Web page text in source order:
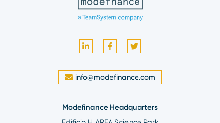
info@modefinance.com
Modefinance Headquarters